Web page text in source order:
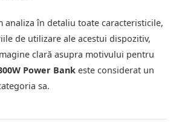
analiza în detaliu toate caracteristicile,
de utilizare ale acestui dispozitiv,
clară asupra motivului pentru
Power Bank este considerat un
sa.